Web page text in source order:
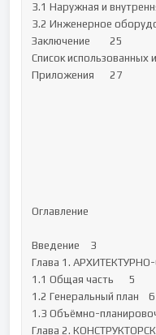
3.1 Наружная и внутренняя
3.2 Инженерное
Заключение 	25
Список использованных
Приложения	27
Оглавление
Введение	3
Глава 1. АРХИТЕКТУРНО-
1.1 Общая часть 	5
1.2 Генеральный план 	6
1.3 Объёмно-
Глава 2.